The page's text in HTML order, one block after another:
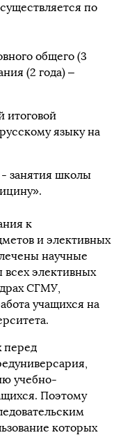
по
общего (3
(2 года) –
итоговой
языку на
занятия школы
к
и элективных
научные
элективных
СГМУ,
учащихся на
перед
учебно-
Поэтому
которых